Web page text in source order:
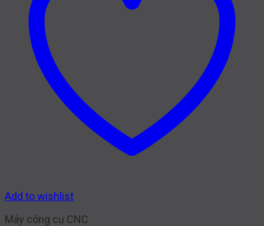
Add to wishlist
Máy công cụ CNC